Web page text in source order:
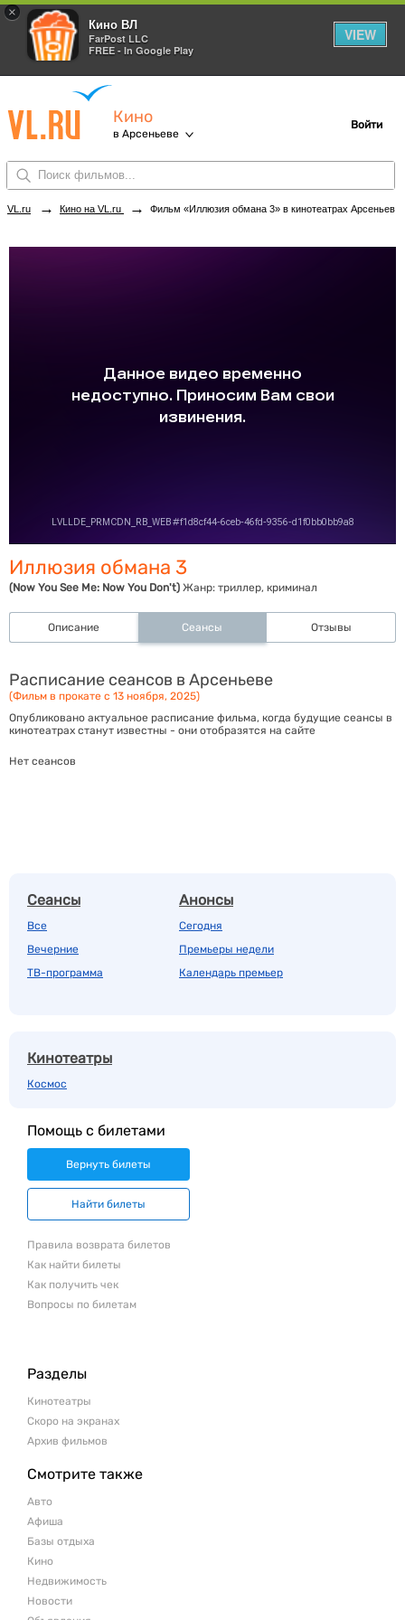
×
Кино ВЛ
FarPost LLC
FREE - In Google Play
VIEW
Кино
в Арсеньеве
Войти
VL.ru → Кино на VL.ru → Фильм «Иллюзия обмана 3» в кинотеатрах Арсеньева. Купить билеты!
Иллюзия обмана 3
(Now You See Me: Now You Don't) Жанр: триллер, криминал
Описание Сеансы Отзывы
Расписание сеансов в Арсеньеве
(Фильм в прокате с 13 ноября, 2025)
Опубликовано актуальное расписание фильма, когда будущие сеансы в
кинотеатрах станут известны - они отобразятся на сайте
Нет сеансов
Сеансы
Все
Вечерние
ТВ-программа
Анонсы
Сегодня
Премьеры недели
Календарь премьер
Кинотеатры
Космос
Помощь с билетами
Вернуть билеты
Найти билеты
Правила возврата билетов
Как найти билеты
Как получить чек
Вопросы по билетам
Разделы
Кинотеатры
Скоро на экранах
Архив фильмов
Смотрите также
Авто
Афиша
Базы отдыха
Кино
Недвижимость
Новости